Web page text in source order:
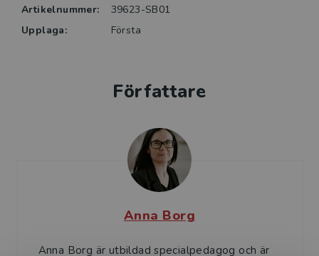
Artikelnummer:
39623-SB01
Upplaga:
Första
Författare
Anna Borg
Anna Borg är utbildad specialpedagog och är